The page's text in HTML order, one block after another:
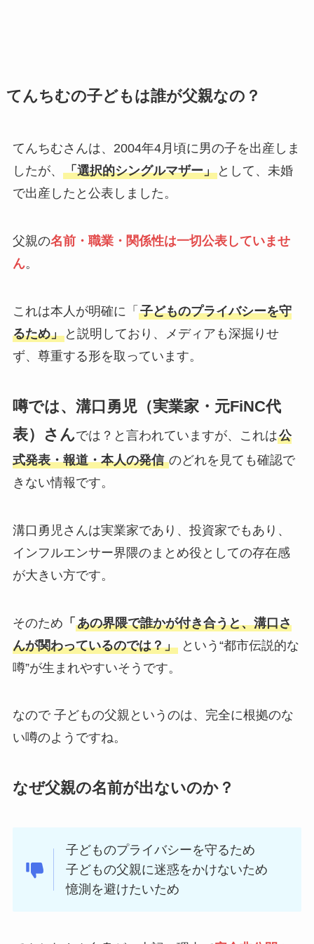
てんちむの子どもは誰が父親なの？
てんちむさんは、2004年4月頃に男の子を出産しま
したが、 「選択的シングルマザー」として、未婚
で出産したと公表しました。
父親の名前・職業・関係性は一切公表していませ
ん。
これは本人が明確に「 子どものプライバシーを守
るため」と説明しており、メディアも深掘りせ
ず、尊重する形を取っています。
噂では、溝口勇児（実業家・元FiNC代
表）さんでは？と言われていますが、これは公
式発表・報道・本人の発信のどれを見ても確認で
きない情報です。
溝口勇児さんは実業家であり、投資家でもあり、
インフルエンサー界隈のまとめ役としての存在感
が大きい方です。
そのため 「 あの界隈で誰かが付き合うと、溝口さ
んが関わっているのでは？」という“都市伝説的な
噂”が生まれやすいそうです。
なので 子どもの父親というのは、完全に根拠のな
い噂のようですね。
なぜ父親の名前が出ないのか？
子どものプライバシーを守るため
子どもの父親に迷惑をかけないため
憶測を避けたいため